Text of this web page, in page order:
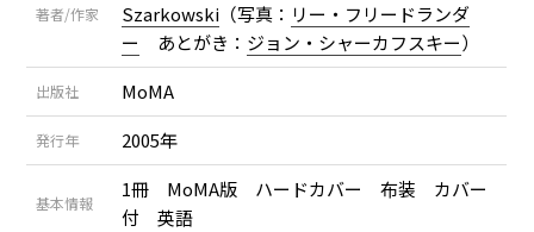
著者/作家
Szarkowski （写真： リー・フリードランダ
ー
あとがき： ジョン・シャーカフスキー）
出版社 MoMA
発行年 2005年
基本情報
1冊 MoMA版 ハードカバー 布装 カバー
付 英語